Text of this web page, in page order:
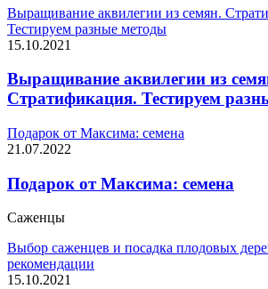
Выращивание аквилегии из семян.
Тестируем разные методы
15.10.2021
Выращивание аквилегии из
Стратификация. Тестируем
Подарок от Максима: семена
21.07.2022
Подарок от Максима: семена
Саженцы
Выбор саженцев и посадка плодовых
рекомендации
15.10.2021